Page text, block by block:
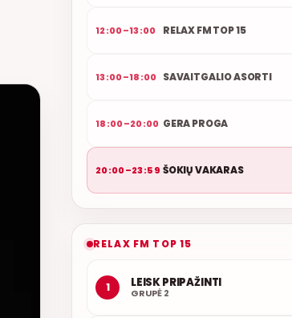
12:00–13:00 RELAX FM TOP 15
13:00–18:00 SAVAITGALIO ASORTI
18:00–20:00 GERA PROGA
20:00–23:59 ŠOKIŲ VAKARAS
RELAX FM TOP 15
1 LEISK PRIPAŽINTI
GRUPĖ 2